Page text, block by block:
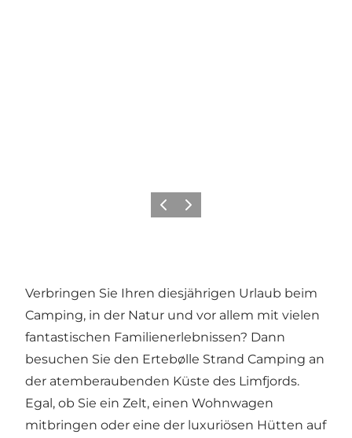
ZurückWeiter
Verbringen Sie Ihren diesjährigen Urlaub beim
Camping, in der Natur und vor allem mit vielen
fantastischen Familienerlebnissen? Dann
besuchen Sie den Ertebølle Strand Camping an
der atemberaubenden Küste des Limfjords.
Egal, ob Sie ein Zelt, einen Wohnwagen
mitbringen oder eine der luxuriösen Hütten auf